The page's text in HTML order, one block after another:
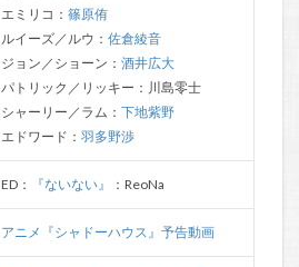
エミリコ： 篠原侑
ルイーズ／ルウ： 佐倉綾音
ジョン／ショーン： 酒井広大
パトリック／リッキー：川島零士
シャーリー／ラム： 下地紫野
エドワード： 羽多野渉
ED： 『ないない』 ：ReoNa
アニメ『シャドーハウス』予告動画